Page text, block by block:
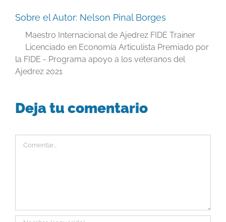
Sobre el Autor: Nelson Pinal Borges
Maestro Internacional de Ajedrez FIDE Trainer
Licenciado en Economía Articulista Premiado por
la FIDE - Programa apoyo a los veteranos del
Ajedrez 2021
Deja tu comentario